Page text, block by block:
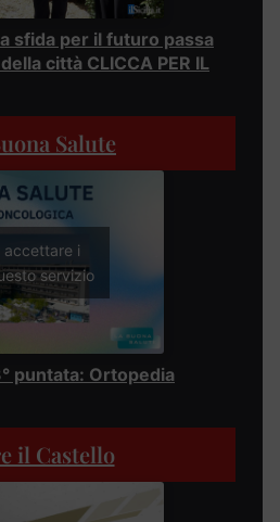
sfida per il futuro passa
città CLICCA PER IL
Salute
accettare i
servizio
puntata: Ortopedia
il Castello